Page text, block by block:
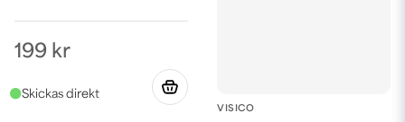
199 kr
VISICO